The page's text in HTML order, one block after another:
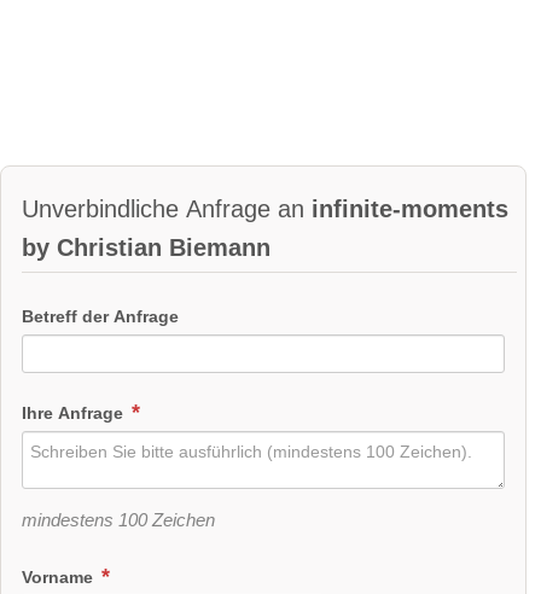
Unverbindliche Anfrage an infinite-moments
by Christian Biemann
Betreff der Anfrage
Ihre Anfrage
mindestens 100 Zeichen
Vorname